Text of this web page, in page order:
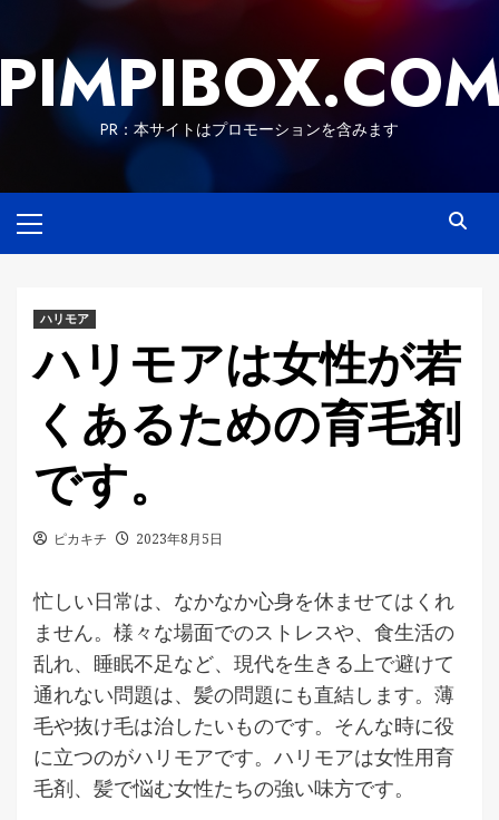
content
PR：本サイトはプロモーションを含みます
Menu
ハリモア
ハリモアは女性が若
くあるための育毛剤
です。
ピカキチ 2023年8月5日
忙しい日常は、なかなか心身を休ませてはくれ
ません。様々な場面でのストレスや、食生活の
乱れ、睡眠不足など、現代を生きる上で避けて
通れない問題は、髪の問題にも直結します。薄
毛や抜け毛は治したいものです。そんな時に役
に立つのがハリモアです。ハリモアは女性用育
毛剤、髪で悩む女性たちの強い味方です。